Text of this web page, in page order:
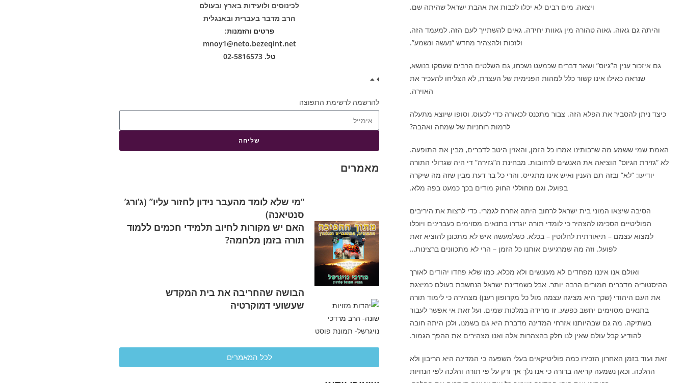
ויצאה, מים רבים לא יכלו לכבות את אהבת ישראל שהיתה שם.
והיתה גם גאוה. גאוה טהורה מין גאוות יחידה. גאים להשתייך לעם הזה, למעמד הזה,
ולזכות ולהצהיר מחדש “נעשה ונשמע”.
גם איזכור ענין ה”גיוס” ושאר דברים שכמעט נשכחו, גם השלטים הרבים שעסקו בנושא,
שנראה כאילו אינו קשור כלל למהות הפנימית של העצרת, לא הצליחו להעכיר את
האוירה.
כיצד ניתן להסביר את הפלא הזה. צבור מתכנס לכאורה כדי לכעוס, וסופו שיוצא מתעלה
לרמות רוחניות של שמחה ואהבה?
האמת שמי ששמע מה שרבותינו אמרו כל הזמן, והאזין היטב לדברים, מבין את התופעה.
לא “גזירת הגיוס” הוציאה את האנשים לרחובות. מבחינת ה”גזירה” די היה שגדולי התורה
יודיעו: “לא” ובזה תם הענין ואיש אינו מתגייס. והרי כל בר דעת מבין שזה מה שיקרה
בפועל, וגם מחוללי החוק מודים בכך כמעט בפה מלא.
הסיבה שיצאו המוני בית ישראל לרחוב היתה אחרת לגמרי. כדי לרצות את היריבים
הפוליטיים הסכימו להצהיר כי לומדי תורה יוגדרו בתנאים מסוימים כעברינים ויוכלו
למצוא עצמם – תיאורתית לחלוטין – בכלא. כשלמעשה איש לא מתכונן להוציא זאת
לפועל. וזה מה שמרגיעים אותנו כל הזמן – הרי לא מתכוונים ברצינות…
ואולם אנו איננו מפחדים לא מעונשים ולא מכלא, כמו שלא פחדו יהודים לאורך
ההיסטוריה מדברים חמורים הרבה יותר. אבל כשמדינת ישראל הנחשבת בעולם כמיצגת
את העם היהודי (שכך היא מציגה עצמה מול כל מקרופון רענן) מצהירה כי לימוד תורה
בתנאים מסוימים יחשב כפשע. זו מרידה במלכות שמים, ועל זאת אי אפשר לעבור
בשתיקה. מה גם שבהיותנו אזרחי המדינה מדברת היא גם בשמנו, ולכן היתה חובה
להודיע קבל עולם שאין לנו חלק בהצהרות אלה ואנו מצהירים את ההפך הגמור.
זאת ועוד בזמן האחרון הזכירו כמה פוליטיקאים בעלי השפעה כי המדינה היא הריבון ולא
ההלכה. וכאן נשמעה קריאה ברורה כי אנו נלך אך ורק על פי תורה והלכה לפי הנחיות
לכינוסים ולועידות בארץ ובעולם
הרב מדבר בעברית ובאנגלית
פרטים והזמנות:
mnoy1@neto.bezeqint.net
טל. 02-5816573
להרשמה לרשימת התפוצה
שליחה
מאמרים
“מי שלא לומד מהעבר נידון לחזור עליו” (ג’ורג’
סנטיאנה)
האם יש מקורות לחיוב תלמידי חכמים ללמוד
תורה בזמן מלחמה?
הבושה שהחריבה את בית המקדש
שעשועי דמוקרטיה
לכל המאמרים